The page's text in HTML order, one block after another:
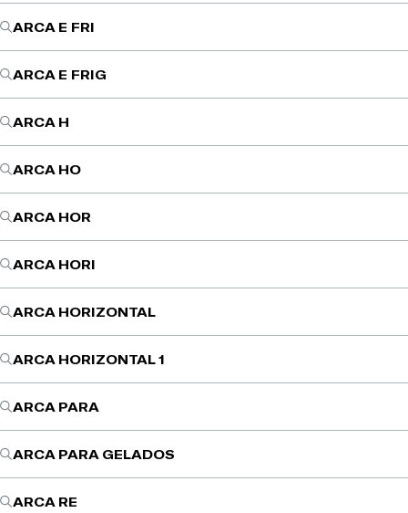
ARCA E FRI
ARCA E FRIG
ARCA H
ARCA HO
ARCA HOR
ARCA HORI
ARCA HORIZONTAL
ARCA HORIZONTAL 1
ARCA PARA
ARCA PARA GELADOS
ARCA RE